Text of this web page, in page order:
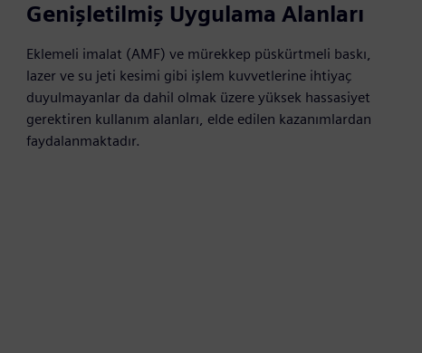
Genişletilmiş Uygulama Alanları
Eklemeli imalat (AMF) ve mürekkep püskürtmeli baskı,
lazer ve su jeti kesimi gibi işlem kuvvetlerine ihtiyaç
duyulmayanlar da dahil olmak üzere yüksek hassasiyet
gerektiren kullanım alanları, elde edilen kazanımlardan
faydalanmaktadır.